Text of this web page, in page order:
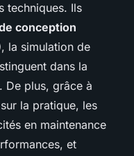
techniques. Ils
conception
, la simulation de
dans la
De plus, grâce à
la pratique, les
en maintenance
et